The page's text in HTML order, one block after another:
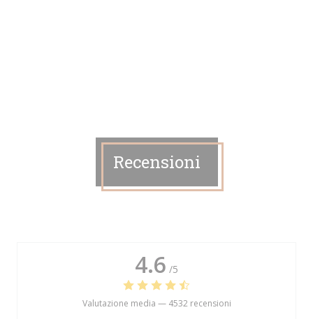
Recensioni
4.6 /5
Valutazione media — 4532 recensioni